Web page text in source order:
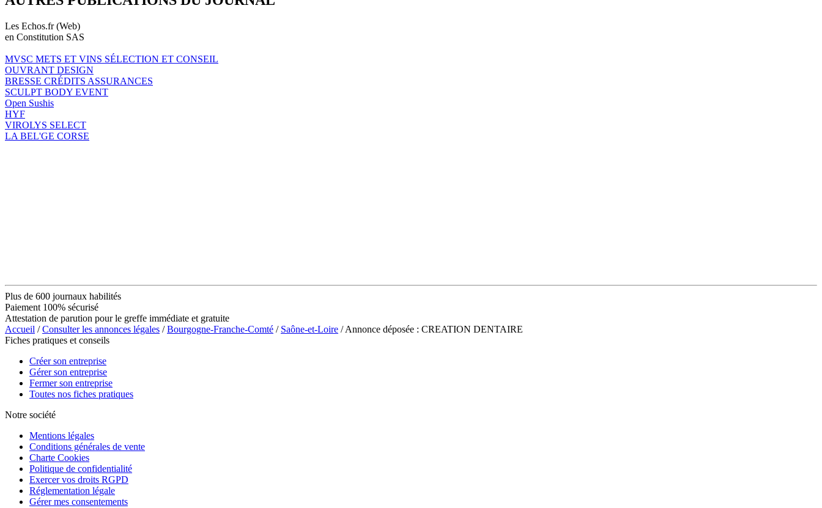
Les Echos.fr (Web)
en Constitution SAS
MVSC METS ET VINS SÉLECTION ET CONSEIL
OUVRANT DESIGN
BRESSE CRÉDITS ASSURANCES
SCULPT BODY EVENT
Open Sushis
HYF
VIROLYS SELECT
LA BEL'GE CORSE
Plus de 600 journaux habilités
Paiement 100% sécurisé
Attestation de parution pour le greffe immédiate et gratuite
Accueil /Consulter les annonces légales /Bourgogne-Franche-Comté / Saône-et-Loire / Annonce déposée : CREATION DENTAIRE
Fiches pratiques et conseils
Créer son entreprise
Gérer son entreprise
Fermer son entreprise
Toutes nos fiches pratiques
Notre société
Mentions légales
Conditions générales de vente
Charte Cookies
Politique de confidentialité
Exercer vos droits RGPD
Réglementation légale
Gérer mes consentements